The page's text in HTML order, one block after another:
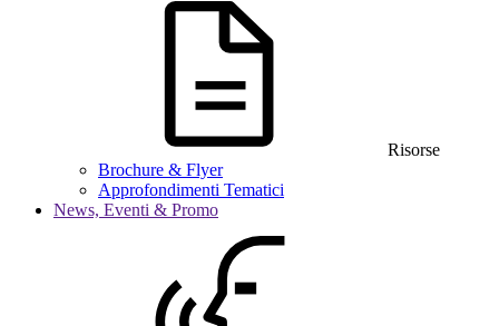
Risorse
Brochure & Flyer
Approfondimenti Tematici
News, Eventi & Promo